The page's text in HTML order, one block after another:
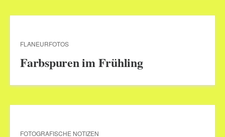
FLANEURFOTOS
Farbspuren im Frühling
FOTOGRAFISCHE NOTIZEN